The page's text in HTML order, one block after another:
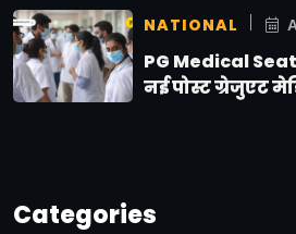
NATIONAL
PG Medical
नई पोस्ट ग्रेजुएट
Categories